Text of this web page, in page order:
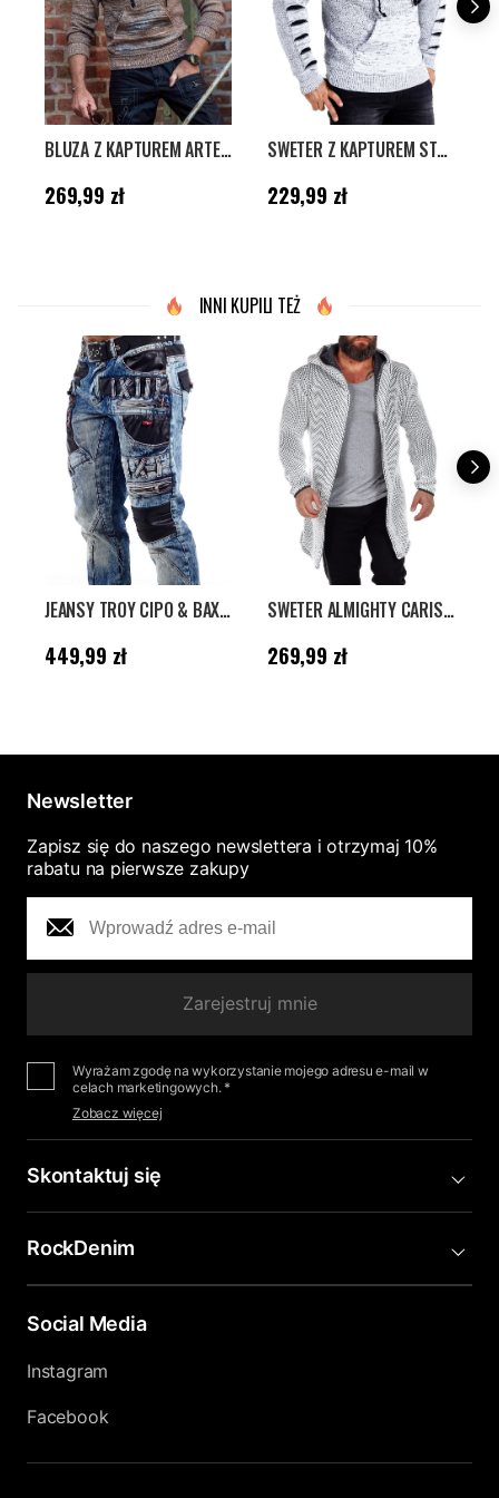
BLUZA Z KAPTUREM ARTEMIS RUSTY NEAL - BRĄZOWA/ZIELONA
Cena: 269,99 zł
269,99 zł
SWETER Z KAPTUREM STARSHIP - BIAŁY/CZARNY
Cena: 229,99 zł
229,99 zł
INNI KUPILI TEŻ
JEANSY TROY CIPO & BAXX - NIEBIESKIE
Cena: 449,99 zł
449,99 zł
SWETER ALMIGHTY CARISMA - BIAŁY/ SZARY
Cena: 269,99 zł
269,99 zł
Newsletter
Zapisz się do naszego newslettera i otrzymaj 10%
rabatu na pierwsze zakupy
Zarejestruj mnie
Wyrażam zgodę na wykorzystanie mojego adresu e-mail w
celach marketingowych. *
Zobacz więcej
Skontaktuj się
RockDenim
Social Media
Instagram
Facebook